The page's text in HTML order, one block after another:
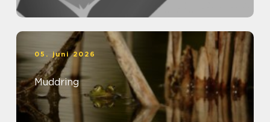
05. juni 2026
Muddring